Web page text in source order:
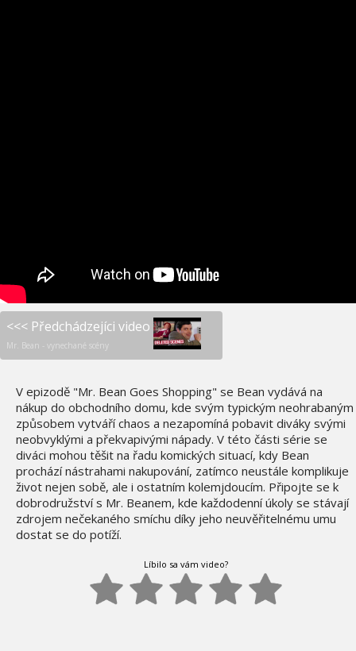
<<< Předchádzejíci video
Mr. Bean - vynechané scény
V epizodě "Mr. Bean Goes Shopping" se Bean vydává na
nákup do obchodního domu, kde svým typickým neohrabaným
způsobem vytváří chaos a nezapomíná pobavit diváky svými
neobvyklými a překvapivými nápady. V této části série se
diváci mohou těšit na řadu komických situací, kdy Bean
prochází nástrahami nakupování, zatímco neustále komplikuje
život nejen sobě, ale i ostatním kolemjdoucím. Připojte se k
dobrodružství s Mr. Beanem, kde každodenní úkoly se stávají
zdrojem nečekaného smíchu díky jeho neuvěřitelnému umu
dostat se do potíží.
Líbilo sa vám video?